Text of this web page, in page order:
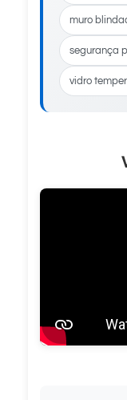
muro
segurança
vidro